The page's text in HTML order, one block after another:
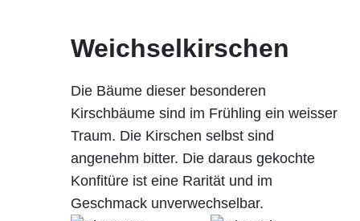
Weichselkirschen
Die Bäume dieser besonderen
Kirschbäume sind im Frühling ein weisser
Traum. Die Kirschen selbst sind
angenehm bitter. Die daraus gekochte
Konfitüre ist eine Rarität und im
Geschmack unverwechselbar.